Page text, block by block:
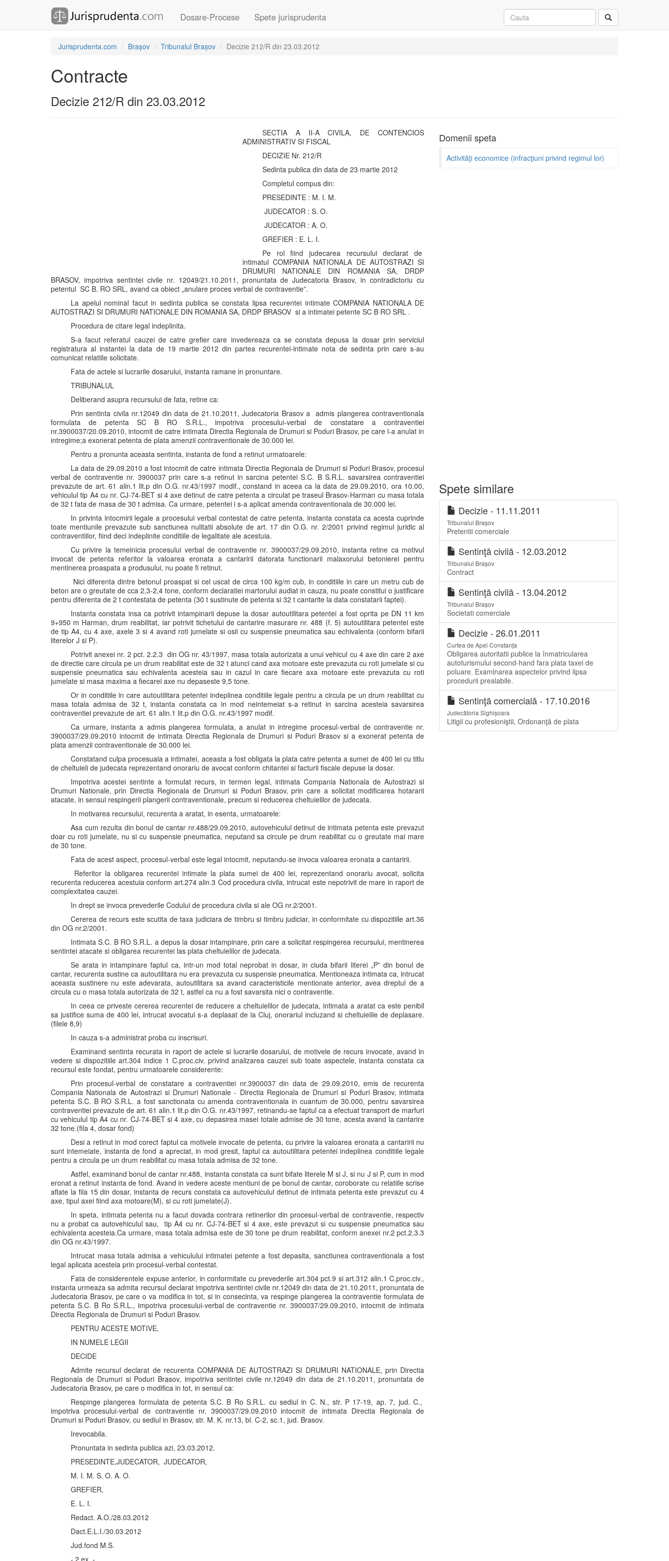
Dosare-Procese Spete jurisprudenta
Jurisprudenta.com Brașov Tribunalul Brașov Decizie 212/R din 23.03.2012
Contracte
Decizie 212/R din 23.03.2012
SECTIA A II-A CIVILA, DE CONTENCIOS
ADMINISTRATIV SI FISCAL
DECIZIE Nr. 212/R
Sedinta publica din data de 23 martie 2012
Completul compus din:
PRESEDINTE : M. I. M.
JUDECATOR : S. O.
JUDECATOR : A. O.
GREFIER : E. L. I.
Pe rol fiind judecarea recursului declarat de
intimatul COMPANIA NATIONALA DE AUTOSTRAZI SI
DRUMURI NATIONALE DIN ROMANIA SA, DRDP
BRASOV, impotriva sentintei civile nr. 12049/21.10.2011, pronuntata de Judecatoria Brasov, in contradictoriu cu
petentul SC B. RO SRL, avand ca obiect „anulare proces verbal de contraventie”.
La apelul nominal facut in sedinta publica se constata lipsa recurentei intimate COMPANIA NATIONALA DE
AUTOSTRAZI SI DRUMURI NATIONALE DIN ROMANIA SA, DRDP BRASOV si a intimatei petente SC B RO SRL .
Procedura de citare legal indeplinita.
S-a facut referatul cauzei de catre grefier care invedereaza ca se constata depusa la dosar prin serviciul
registratura al instantei la data de 19 martie 2012 din partea recurentei-intimate nota de sedinta prin care s-au
comunicat relatiile solicitate.
Fata de actele si lucrarile dosarului, instanta ramane in pronuntare.
TRIBUNALUL
Deliberand asupra recursului de fata, retine ca:
Prin sentinta civila nr.12049 din data de 21.10.2011, Judecatoria Brasov a admis plangerea contraventionala
formulata de petenta SC B RO S.R.L., impotriva procesului-verbal de constatare a contraventiei
nr.3900037/20.09.2010, intocmit de catre intimata Directia Regionala de Drumuri si Poduri Brasov, pe care l-a anulat in
intregime;a exonerat petenta de plata amenzii contraventionale de 30.000 lei.
Pentru a pronunta aceasta sentinta, instanta de fond a retinut urmatoarele:
La data de 29.09.2010 a fost intocmit de catre intimata Directia Regionala de Drumuri si Poduri Brasov, procesul
verbal de contraventie nr. 3900037 prin care s-a retinut in sarcina petentei S.C. B S.R.L. savarsirea contraventiei
prevazute de art. 61 alin.1 lit.p din O.G. nr.43/1997 modif., constand in aceea ca la data de 29.09.2010, ora 10.00,
vehiculul tip A4 cu nr. CJ-74-BET si 4 axe detinut de catre petenta a circulat pe traseul Brasov-Harman cu masa totala
de 32 t fata de masa de 30 t admisa. Ca urmare, petentei i s-a aplicat amenda contraventionala de 30.000 lei.
In privinta intocmirii legale a procesului verbal contestat de catre petenta, instanta constata ca acesta cuprinde
toate mentiunile prevazute sub sanctiunea nulitatii absolute de art. 17 din O.G. nr. 2/2001 privind regimul juridic al
contraventiilor, fiind deci indeplinite conditiile de legalitate ale acestuia.
Cu privire la temeinicia procesului verbal de contraventie nr. 3900037/29.09.2010, instanta retine ca motivul
invocat de petenta referitor la valoarea eronata a cantaririi datorata functionarii malaxorului betonierei pentru
mentinerea proaspata a produsului, nu poate fi retinut.
Nici diferenta dintre betonul proaspat si cel uscat de circa 100 kg/m cub, in conditiile in care un metru cub de
beton are o greutate de cca 2,3-2,4 tone, conform declaratiei martorului audiat in cauza, nu poate constitui o justificare
pentru diferenta de 2 t contestata de petenta (30 t sustinute de petenta si 32 t cantarite la data constatarii faptei).
Instanta constata insa ca potrivit intampinarii depuse la dosar autoutilitara petentei a fost oprita pe DN 11 km
9+950 m Harman, drum reabilitat, iar potrivit tichetului de cantarire masurare nr. 488 (f. 5) autoutilitara petentei este
de tip A4, cu 4 axe, axele 3 si 4 avand roti jumelate si osii cu suspensie pneumatica sau echivalenta (conform bifarii
literelor J si P).
Potrivit anexei nr. 2 pct. 2.2.3 din OG nr. 43/1997, masa totala autorizata a unui vehicul cu 4 axe din care 2 axe
de directie care circula pe un drum reabilitat este de 32 t atunci cand axa motoare este prevazuta cu roti jumelate si cu
suspensie pneumatica sau echivalenta acesteia sau in cazul in care fiecare axa motoare este prevazuta cu roti
jumelate si masa maxima a fiecarei axe nu depaseste 9,5 tone.
Or in conditiile in care autoutilitara petentei indeplinea conditiile legale pentru a circula pe un drum reabilitat cu
masa totala admisa de 32 t, instanta constata ca in mod neintemeiat s-a retinut in sarcina acesteia savarsirea
contraventiei prevazute de art. 61 alin.1 lit.p din O.G. nr.43/1997 modif.
Ca urmare, instanta a admis plangerea formulata, a anulat in intregime procesul-verbal de contraventie nr.
3900037/29.09.2010 intocmit de intimata Directia Regionala de Drumuri si Poduri Brasov si a exonerat petenta de
plata amenzii contraventionale de 30.000 lei.
Constatand culpa procesuala a intimatei, aceasta a fost obligata la plata catre petenta a sumei de 400 lei cu titlu
de cheltuieli de judecata reprezentand onorariu de avocat conform chitantei si facturii fiscale depuse la dosar.
Impotriva acestei sentinte a formulat recurs, in termen legal, intimata Compania Nationala de Autostrazi si
Drumuri Nationale, prin Directia Regionala de Drumuri si Poduri Brasov, prin care a solicitat modificarea hotararii
atacate, in sensul respingerii plangerii contraventionale, precum si reducerea cheltuielilor de judecata.
In motivarea recursului, recurenta a aratat, in esenta, urmatoarele:
Asa cum rezulta din bonul de cantar nr.488/29.09.2010, autovehiculul detinut de intimata petenta este prevazut
doar cu roti jumelate, nu si cu suspensie pneumatica, neputand sa circule pe drum reabilitat cu o greutate mai mare
de 30 tone.
Fata de acest aspect, procesul-verbal este legal intocmit, neputandu-se invoca valoarea eronata a cantaririi.
Referitor la obligarea recurentei intimate la plata sumei de 400 lei, reprezentand onorariu avocat, solicita
recurenta reducerea acestuia conform art.274 alin.3 Cod procedura civila, intrucat este nepotrivit de mare in raport de
complexitatea cauzei.
In drept se invoca prevederile Codului de procedura civila si ale OG nr.2/2001.
Cererea de recurs este scutita de taxa judiciara de timbru si timbru judiciar, in conformitate cu dispozitiile art.36
din OG nr.2/2001.
Intimata S.C. B RO S.R.L. a depus la dosar intampinare, prin care a solicitat respingerea recursului, mentinerea
sentintei atacate si obligarea recurentei las plata cheltuielilor de judecata.
Se arata in intampinare faptul ca, intr-un mod total neprobat in dosar, in ciuda bifarii literei „P” din bonul de
cantar, recurenta sustine ca autoutilitara nu era prevazuta cu suspensie pneumatica. Mentioneaza intimata ca, intrucat
aceasta sustinere nu este adevarata, autoutilitara sa avand caracteristicile mentionate anterior, avea dreptul de a
circula cu o masa totala autorizata de 32 t, astfel ca nu a fost savarsita nici o contraventie.
In ceea ce priveste cererea recurentei de reducere a cheltuielilor de judecata, intimata a aratat ca este penibil
sa justifice suma de 400 lei, intrucat avocatul s-a deplasat de la Cluj, onorariul incluzand si cheltuielile de deplasare.
(filele 8,9)
In cauza s-a administrat proba cu inscrisuri.
Examinand sentinta recurata in raport de actele si lucrarile dosarului, de motivele de recurs invocate, avand in
vedere si dispozitiile art.304 indice 1 C.proc.civ. privind analizarea cauzei sub toate aspectele, instanta constata ca
recursul este fondat, pentru urmatoarele considerente:
Prin procesul-verbal de constatare a contraventiei nr.3900037 din data de 29.09.2010, emis de recurenta
Compania Nationala de Autostrazi si Drumuri Nationale - Directia Regionala de Drumuri si Poduri Brasov, intimata
petenta S.C. B RO S.R.L. a fost sanctionata cu amenda contraventionala in cuantum de 30.000, pentru savarsirea
contraventiei prevazute de art. 61 alin.1 lit.p din O.G. nr.43/1997, retinandu-se faptul ca a efectuat transport de marfuri
cu vehiculul tip A4 cu nr. CJ-74-BET si 4 axe, cu depasirea masei totale admise de 30 tone, acesta avand la cantarire
32 tone.(fila 4, dosar fond)
Desi a retinut in mod corect faptul ca motivele invocate de petenta, cu privire la valoarea eronata a cantaririi nu
sunt intemeiate, instanta de fond a apreciat, in mod gresit, faptul ca autoutilitara petentei indeplinea conditiile legale
pentru a circula pe un drum reabilitat cu masa totala admisa de 32 tone.
Astfel, examinand bonul de cantar nr.488, instanta constata ca sunt bifate literele M si J, si nu J si P, cum in mod
eronat a retinut instanta de fond. Avand in vedere aceste mentiuni de pe bonul de cantar, coroborate cu relatiile scrise
aflate la fila 15 din dosar, instanta de recurs constata ca autovehiculul detinut de intimata petenta este prevazut cu 4
axe, tipul axei fiind axa motoare(M), si cu roti jumelate(J).
In speta, intimata petenta nu a facut dovada contrara retinerilor din procesul-verbal de contraventie, respectiv
nu a probat ca autovehiculul sau, tip A4 cu nr. CJ-74-BET si 4 axe, este prevazut si cu suspensie pneumatica sau
echivalenta acesteia.Ca urmare, masa totala admisa este de 30 tone pe drum reabilitat, conform anexei nr.2 pct.2.3.3
din OG nr.43/1997.
Intrucat masa totala admisa a vehiculului intimatei petente a fost depasita, sanctiunea contraventionala a fost
legal aplicata acesteia prin procesul-verbal contestat.
Fata de considerentele expuse anterior, in conformitate cu prevederile art.304 pct.9 si art.312 alin.1 C.proc.civ.,
instanta urmeaza sa admita recursul declarat impotriva sentintei civile nr.12049 din data de 21.10.2011, pronuntata de
Judecatoria Brasov, pe care o va modifica in tot, si in consecinta, va respinge plangerea la contraventie formulata de
petenta S.C. B Ro S.R.L., impotriva procesului-verbal de contraventie nr. 3900037/29.09.2010, intocmit de intimata
Directia Regionala de Drumuri si Poduri Brasov.
PENTRU ACESTE MOTIVE,
IN NUMELE LEGII
DECIDE
Admite recursul declarat de recurenta COMPANIA DE AUTOSTRAZI SI DRUMURI NATIONALE, prin Directia
Regionala de Drumuri si Poduri Brasov, impotriva sentintei civile nr.12049 din data de 21.10.2011, pronuntata de
Judecatoria Brasov, pe care o modifica in tot, in sensul ca:
Respinge plangerea formulata de petenta S.C. B Ro S.R.L. cu sediul in C. N., str. P 17-19, ap. 7, jud. C.,
impotriva procesului-verbal de contraventie nr. 3900037/29.09.2010 intocmit de intimata Directia Regionala de
Drumuri si Poduri Brasov, cu sediul in Brasov, str. M. K. nr.13, bl. C-2, sc.1, jud. Brasov.
Irevocabila.
Pronuntata in sedinta publica azi, 23.03.2012.
PRESEDINTE,JUDECATOR, JUDECATOR,
M. I. M. S. O. A. O.
GREFIER,
E. L. I.
Redact. A.O./28.03.2012
Dact.E.L.I./30.03.2012
Jud.fond M.S.
- 2 ex. -
Domenii speta
Activităţi economice (infracţiuni privind regimul lor)
Spete similare
Decizie - 11.11.2011
Tribunalul Brașov
Pretentii comerciale
Sentinţă civilă - 12.03.2012
Tribunalul Brașov
Contract
Sentinţă civilă - 13.04.2012
Tribunalul Brașov
Societati comerciale
Decizie - 26.01.2011
Curtea de Apel Constanța
Obligarea autoritatii publice la înmatricularea
autoturismului second-hand fara plata taxei de
poluare. Examinarea aspectelor privind lipsa
procedurii prealabile.
Sentinţă comercială - 17.10.2016
Judecătoria Sighișoara
Litigii cu profesioniştii, Ordonanţă de plata